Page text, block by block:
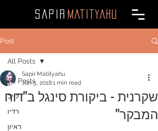
SAPI R MATITYAHU
Post
All Posts
לייב
רדיו
ראיון
All Posts
שקרנית - ביקורת סינגל ב"דוח
המבקר"
Sapir Matityahu
Jun 5, 20181 min read